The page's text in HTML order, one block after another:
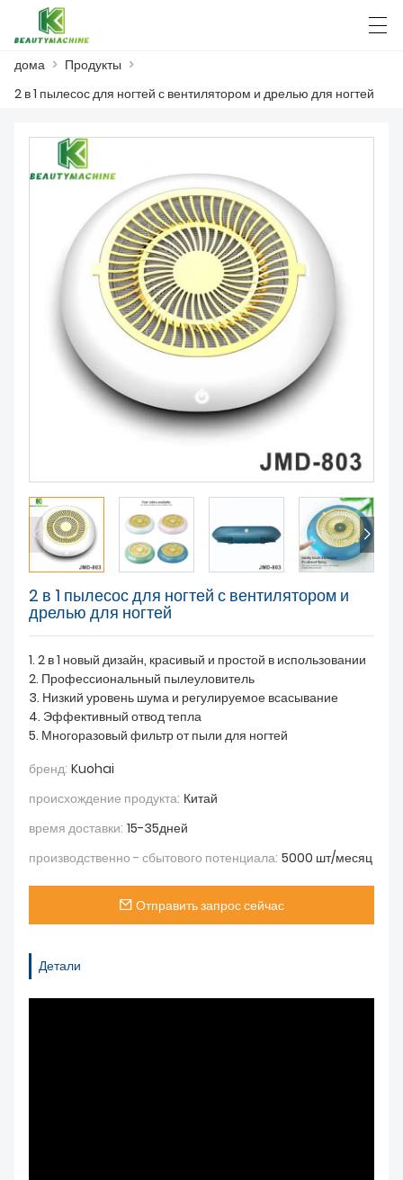
ДОМА
ПРОДУКТЫ
НОВОСТИ
СВЯЖИТЕСЬ С НАМИ
العربية Deutsch
дома > Продукты >
2 в 1 пылесос для ногтей с вентилятором и дрелью для ногтей
2 в 1 пылесос для ногтей с вентилятором и
дрелью для ногтей
1. 2 в 1 новый дизайн, красивый и простой в использовании
2. Профессиональный пылеуловитель
3. Низкий уровень шума и регулируемое всасывание
4. Эффективный отвод тепла
5. Многоразовый фильтр от пыли для ногтей
бренд: Kuohai
происхождение продукта: Китай
время доставки: 15-35дней
производственно - сбытового потенциала: 5000 шт/месяц
Отправить запрос сейчас
Детали